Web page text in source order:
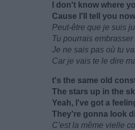
I don't know where
Cause I'll tell you
Peut-être que je suis
Tu pourrais
Je ne sais pas où tu
Car je vais te le dire
t's the same old
The stars up in the
Yeah, I've got a
They're gonna look
C'est la même vielle